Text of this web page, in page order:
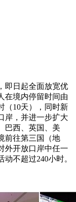
即日起全面放宽优
在境内停留时间由
（10天），同时新
岸，并进一步扩大
巴西、英国、美
前往第三国（地
外开放口岸中任一
不超过240小时。